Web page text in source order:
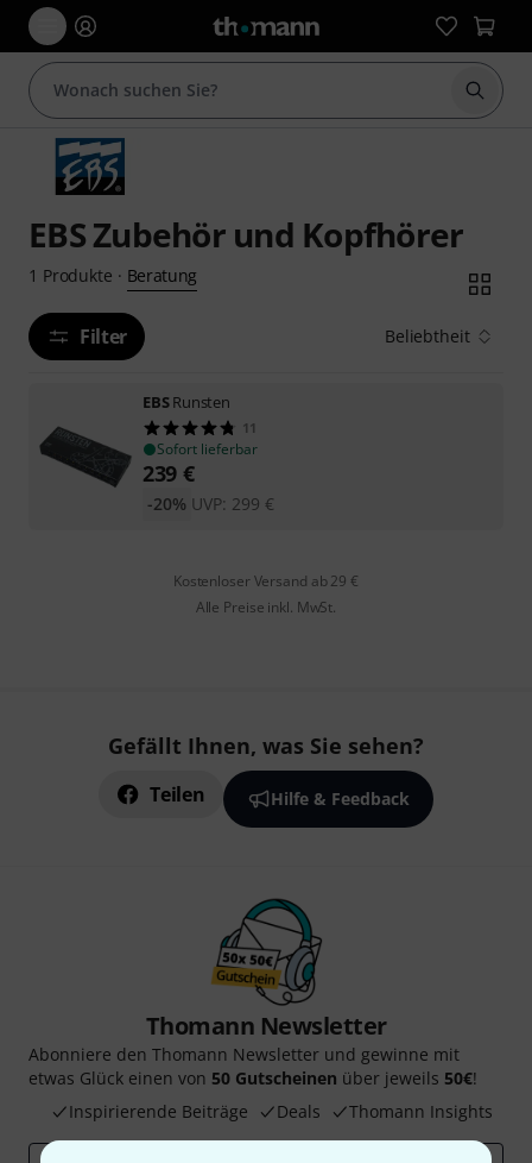
Suche
EBS Zubehör und Kopfhörer
1 Produkte · Beratung
Filter Beliebtheit
EBSRunsten
11
Sofort lieferbar
239 €
UVP: 299 €
-20%
Kostenloser Versand ab 29 €
Alle Preise inkl. MwSt.
Gefällt Ihnen, was Sie sehen?
Teilen Hilfe & Feedback
Thomann Newsletter
Abonniere den Thomann Newsletter und gewinne mit
etwas Glück einen von 50 Gutscheinen über jeweils 50€!
Inspirierende Beiträge
Deals Thomann Insights